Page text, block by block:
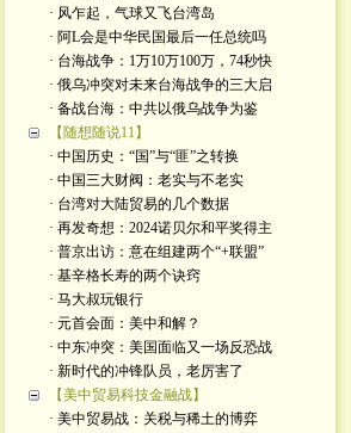
· 风乍起，气球又飞台湾岛
· 阿L会是中华民国最后一任总统吗
· 台海战争：1万10万100万，74秒快
· 俄乌冲突对未来台海战争的三大启
· 备战台海：中共以俄乌战争为鉴
【随想随说11】
· 中国历史：“国”与“匪”之转换
· 中国三大财阀：老实与不老实
· 台湾对大陆贸易的几个数据
· 再发奇想：2024诺贝尔和平奖得主
· 普京出访：意在组建两个“+联盟”
· 基辛格长寿的两个诀窍
· 马大叔玩银行
· 元首会面：美中和解？
· 中东冲突：美国面临又一场反恐战
· 新时代的冲锋队员，老厉害了
【美中贸易科技金融战】
· 美中贸易战：关税与稀土的博弈